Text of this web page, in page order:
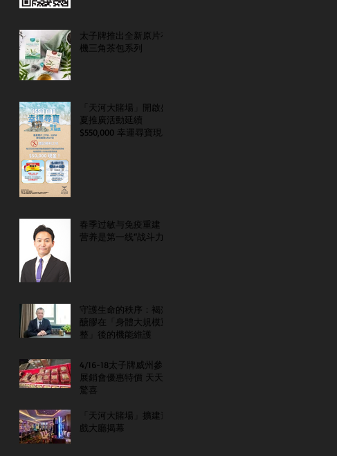
太子牌推出全新原片有
機三角茶包系列
「天河大賭場」開啟盛
夏推廣活動延續
$550,000 幸運尋寶現金
春季过敏与免疫重建：
营养是第一线“战斗力”
守護生命的秩序：褐藻
醣膠在「身體大規模重
整」後的機能維護
4/16-18太子牌威州參
展銷會優惠特價 天天
驚喜
「天河大賭場」擴建遊
戲大廳揭幕